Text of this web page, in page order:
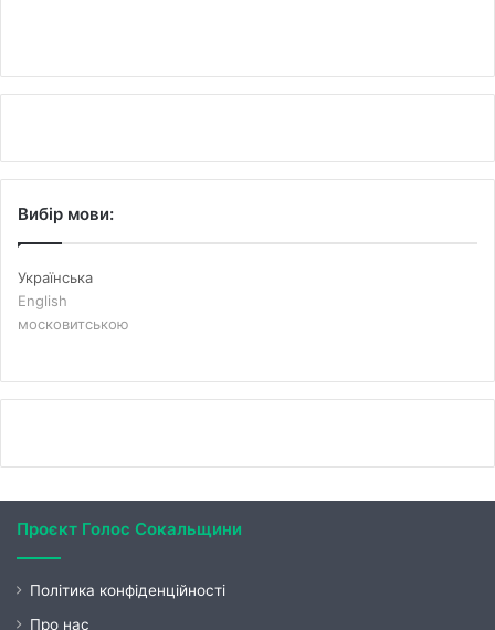
Вибір мови:
Українська
English
московитською
Проєкт Голос Сокальщини
Політика конфіденційності
Про нас